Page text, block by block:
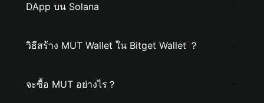
DApp บน Solana
วิธีสร้าง MUT Wallet ใน Bitget Wallet ？
จะซื้อ MUT อย่างไร？